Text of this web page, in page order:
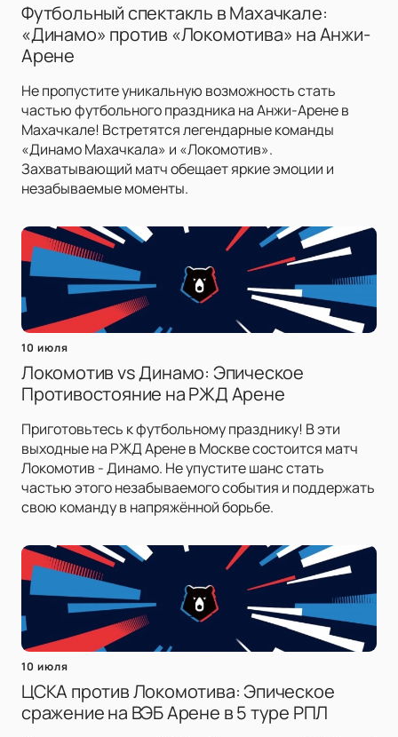
Футбольный спектакль в Махачкале:
«Динамо» против «Локомотива» на Анжи-
Арене
Не пропустите уникальную возможность стать
частью футбольного праздника на Анжи-Арене в
Махачкале! Встретятся легендарные команды
«Динамо Махачкала» и «Локомотив».
Захватывающий матч обещает яркие эмоции и
незабываемые моменты.
10 июля
Локомотив vs Динамо: Эпическое
Противостояние на РЖД Арене
Приготовьтесь к футбольному празднику! В эти
выходные на РЖД Арене в Москве состоится матч
Локомотив - Динамо. Не упустите шанс стать
частью этого незабываемого события и поддержать
свою команду в напряжённой борьбе.
10 июля
ЦСКА против Локомотива: Эпическое
сражение на ВЭБ Арене в 5 туре РПЛ